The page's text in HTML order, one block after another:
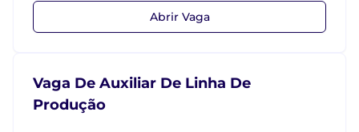
Abrir Vaga
Vaga De Auxiliar De Linha De
Produção